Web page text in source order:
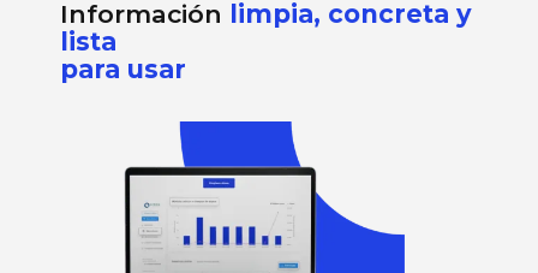
Información limpia, concreta y
lista
para usar